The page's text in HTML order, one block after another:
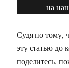
на
Судя по тому,
эту статью до
поделитесь,